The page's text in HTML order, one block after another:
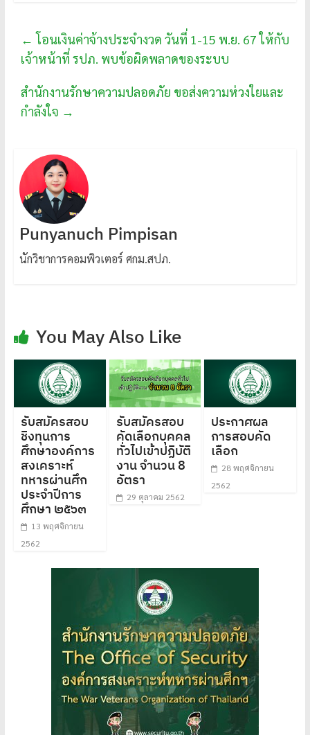
← โอนเงินค่าจ้างประจำงวด วันที่ 1-15 พ.ย. 67 ให้กับ
เจ้าหน้าที่ รปภ. พบข้อผิดพลาดของระบบ
สำนักงานรักษาความปลอดภัย ขอส่งความห่วงใยและ
กำลังใจ →
Punyanuch Pimpisan
นักวิชาการคอมพิวเตอร์ ศกม.สปภ.
You May Also Like
รับสมัครสอบ
ชิงทุนการ
ศึกษาองค์การ
สงเคราะห์
ทหารผ่านศึก
ประจำปีการ
ศึกษา ๒๕๖๓
13 พฤศจิกายน
2562
รับสมัครสอบ
คัดเลือกบุคคล
ทั่วไปเข้าปฏิบัติ
งาน จำนวน 8
อัตรา
29 ตุลาคม 2562
ประกาศผล
การสอบคัด
เลือก
28 พฤศจิกายน
2562